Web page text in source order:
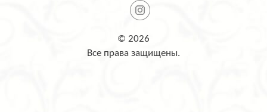
© 2026
Все права защищены.